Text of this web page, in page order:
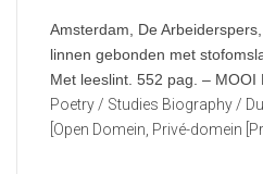
Amsterdam, De
linnen gebonden met
Met leeslint. 552 pag. – MOOI
Poetry / Studies Biography /
[Open Domein, Privé-domein